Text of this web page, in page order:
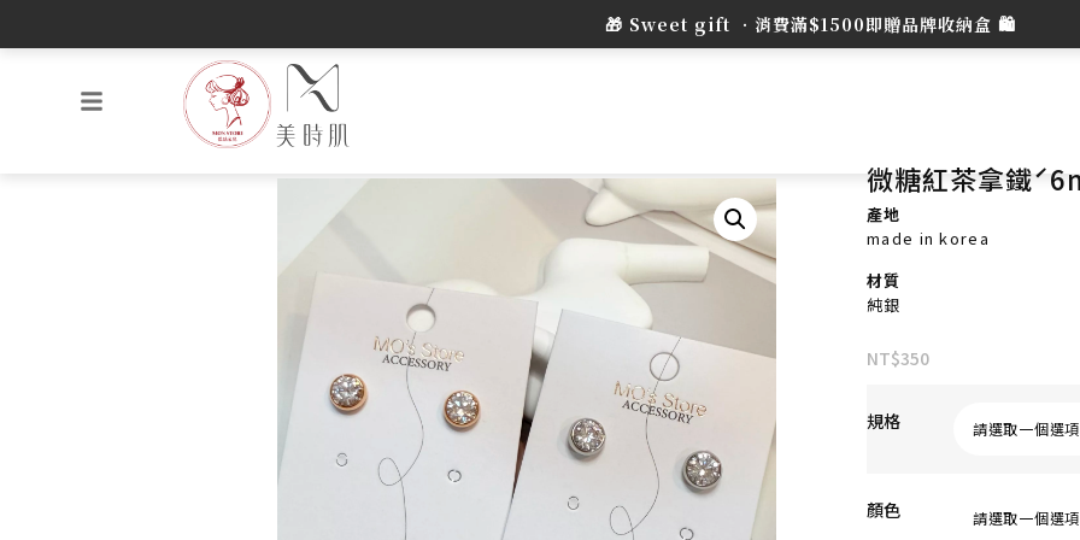
微糖紅茶拿鐵
產地
made in korea
材質
純銀
NT$350
規格
顏色